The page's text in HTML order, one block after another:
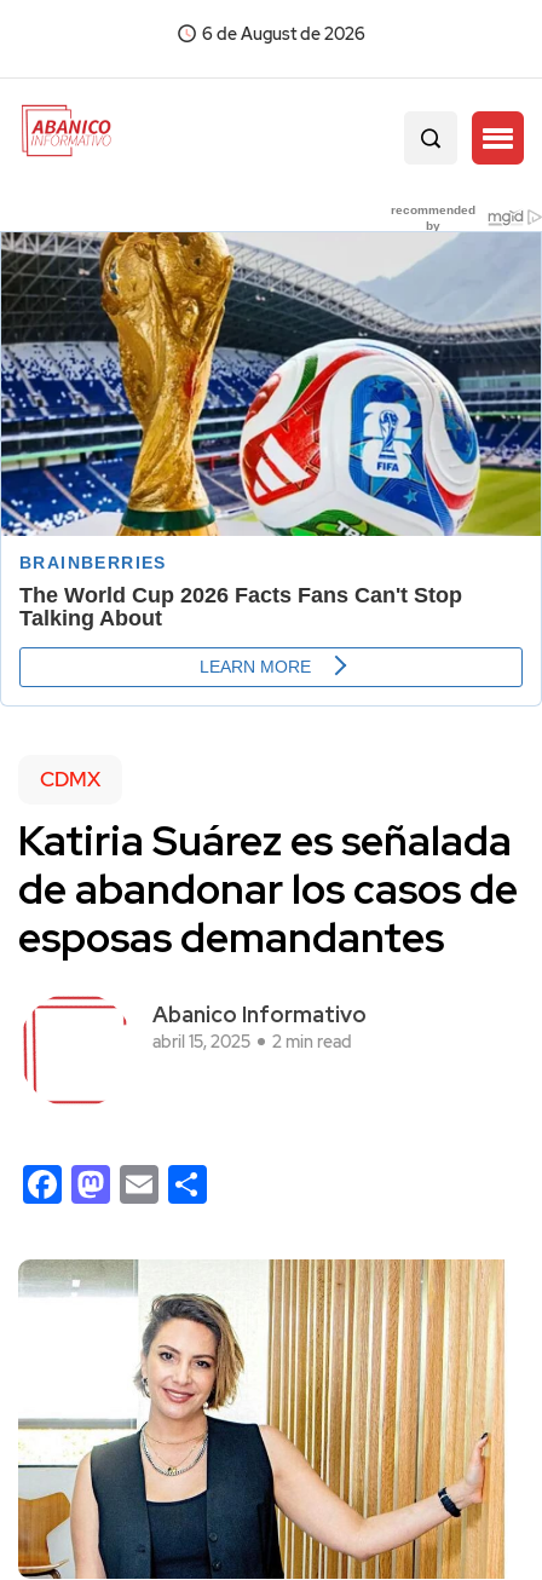
6 de August de 2026
CDMX
Katiria Suárez es señalada
de abandonar los casos de
esposas demandantes
Abanico Informativo
abril 15, 2025 2 min read
Facebook
Mastodon
Email